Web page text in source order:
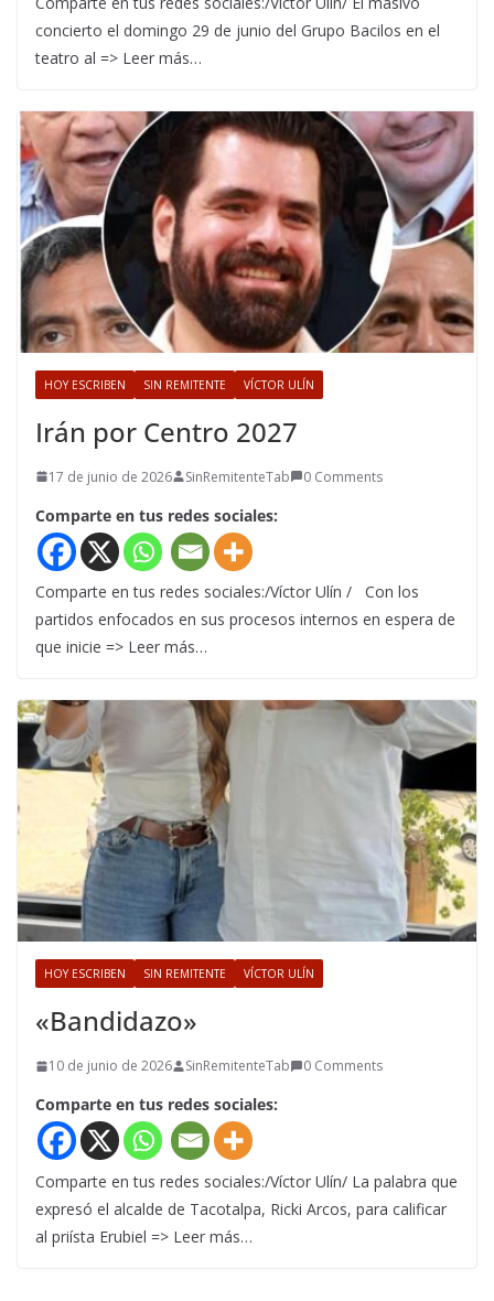
concierto el domingo 29 de junio del Grupo Bacilos en el
teatro al => Leer más…
HOY ESCRIBEN SIN REMITENTE VÍCTOR ULÍN
Irán por Centro 2027
17 de junio de 2026 SinRemitenteTab 0 Comments
Comparte en tus redes sociales:
Comparte en tus redes sociales:/Víctor Ulín / Con los
partidos enfocados en sus procesos internos en espera de
que inicie => Leer más…
HOY ESCRIBEN SIN REMITENTE VÍCTOR ULÍN
«Bandidazo»
10 de junio de 2026 SinRemitenteTab 0 Comments
Comparte en tus redes sociales:
Comparte en tus redes sociales:/Víctor Ulín/ La palabra que
expresó el alcalde de Tacotalpa, Ricki Arcos, para calificar
al priísta Erubiel => Leer más…